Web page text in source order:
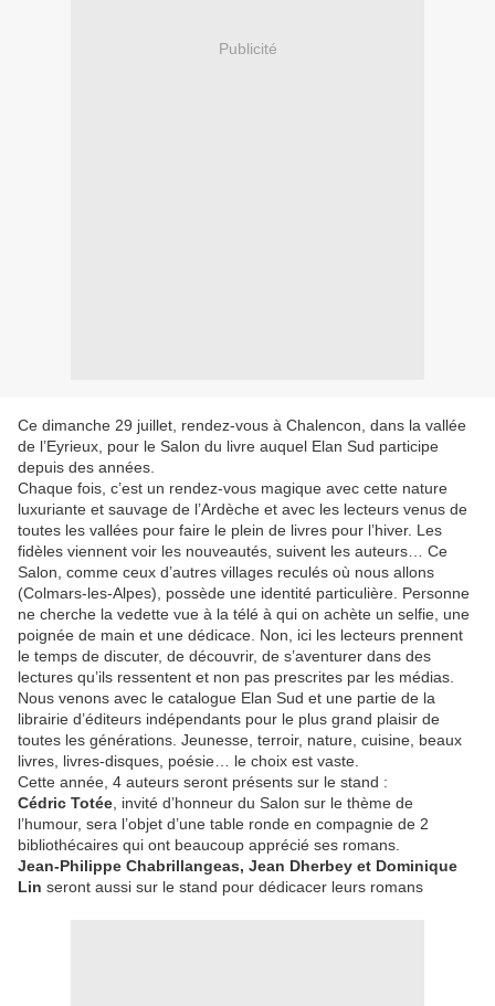
Publicité
Ce dimanche 29 juillet, rendez-vous à Chalencon, dans la vallée
de l’Eyrieux, pour le Salon du livre auquel Elan Sud participe
depuis des années.
Chaque fois, c’est un rendez-vous magique avec cette nature
luxuriante et sauvage de l’Ardèche et avec les lecteurs venus de
toutes les vallées pour faire le plein de livres pour l’hiver. Les
fidèles viennent voir les nouveautés, suivent les auteurs… Ce
Salon, comme ceux d’autres villages reculés où nous allons
(Colmars-les-Alpes), possède une identité particulière. Personne
ne cherche la vedette vue à la télé à qui on achète un selfie, une
poignée de main et une dédicace. Non, ici les lecteurs prennent
le temps de discuter, de découvrir, de s’aventurer dans des
lectures qu’ils ressentent et non pas prescrites par les médias.
Nous venons avec le catalogue Elan Sud et une partie de la
librairie d’éditeurs indépendants pour le plus grand plaisir de
toutes les générations. Jeunesse, terroir, nature, cuisine, beaux
livres, livres-disques, poésie… le choix est vaste.
Cette année, 4 auteurs seront présents sur le stand :
Cédric Totée , invité d’honneur du Salon sur le thème de
l’humour, sera l’objet d’une table ronde en compagnie de 2
bibliothécaires qui ont beaucoup apprécié ses romans.
Jean-Philippe Chabrillangeas, Jean Dherbey et Dominique
Lin seront aussi sur le stand pour dédicacer leurs romans